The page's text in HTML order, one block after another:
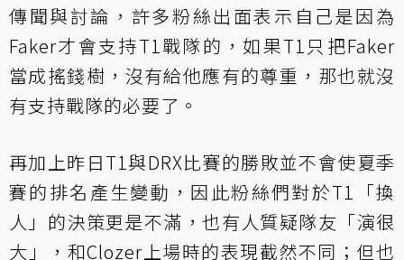
傳聞與討論，許多粉絲出面表示自己是因為
Faker才會支持T1戰隊的，如果T1只把Faker
當成搖錢樹，沒有給他應有的尊重，那也就沒
有支持戰隊的必要了。
再加上昨日T1與DRX比賽的勝敗並不會使夏季
賽的排名產生變動，因此粉絲們對於T1「換
人」的決策更是不滿，也有人質疑隊友「演很
大」，和Clozer上場時的表現截然不同；但也